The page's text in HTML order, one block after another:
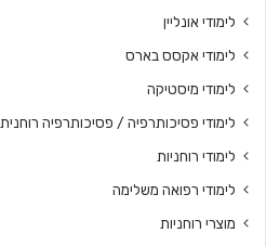
לימודי אונליין
לימודי אקסס בארס
לימודי מיסטיקה
לימודי פסיכותרפיה / פסיכותרפיה רוחנית
לימודי רוחניות
לימודי רפואה משלימה
מוצרי רוחניות